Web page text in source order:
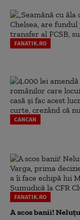
FANATIK.RO
CANCAN
FANATIK.RO
A scos banii!